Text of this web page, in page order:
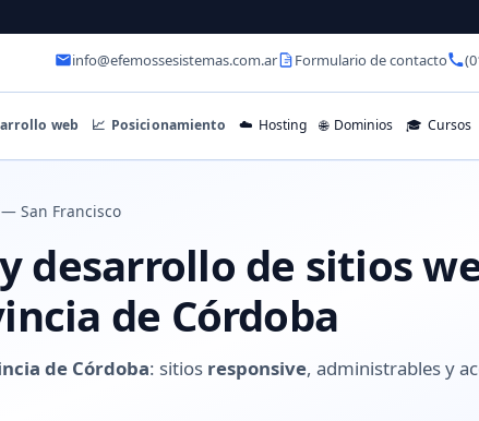
info@efemossesistemas.com.ar Formulario de contacto
web 📈 Posicionamiento ☁️ Hosting 🌐 Dominios 🎓 Cursos
San Francisco
desarrollo de sitios
de Córdoba
de Córdoba: sitios responsive, administrables y